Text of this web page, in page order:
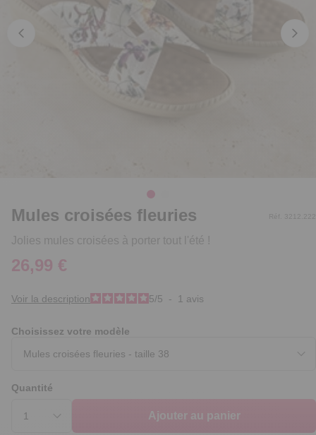
Mules croisées fleuries
Jolies mules croisées à porter tout l'été !
Réf. 3212.222
26,99 €
Voir la description 5/5 - 1 avis
Choisissez votre modèle
Quantité
Ajouter au panier